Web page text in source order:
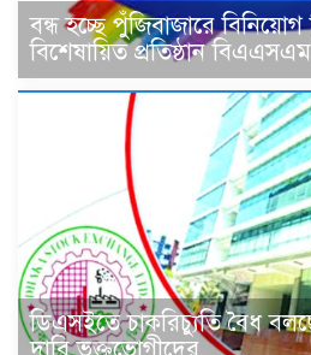
বন্ধ হচ্ছে পুঁজিবাজারে বিনিয়োগ
বিশেষায়িত প্রতিষ্ঠান বিএএসএম
ডিএসইতে চাকরিচ্যুতি বৈধ